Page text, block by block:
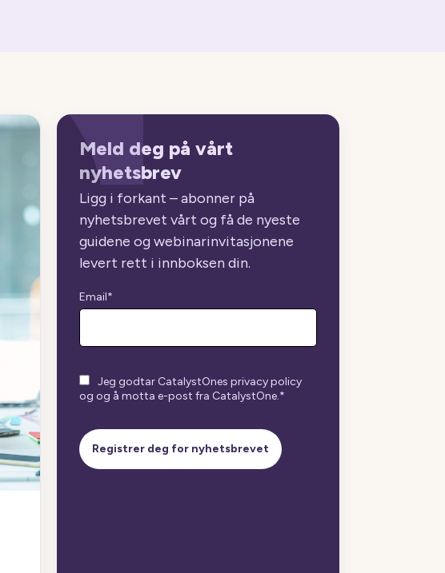
Meld deg på vårt
nyhetsbrev
Ligg i forkant – abonner på
nyhetsbrevet vårt og få de nyeste
guidene og webinarinvitasjonene
levert rett i innboksen din.
Email*
Jeg godtar CatalystOnes privacy policy
og og å motta e-post fra CatalystOne.*